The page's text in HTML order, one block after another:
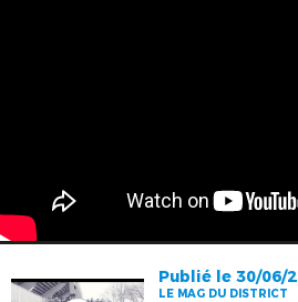
Publié le 30/06/
LE MAG DU DISTRICT